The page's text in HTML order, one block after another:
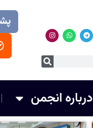
درباره انجمن